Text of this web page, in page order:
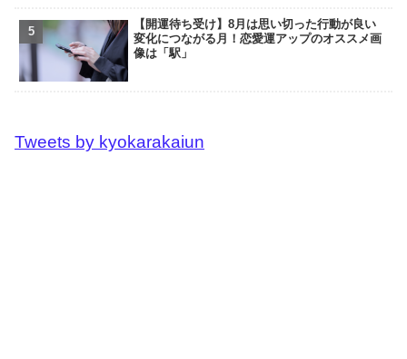
【開運待ち受け】8月は思い切った行動が良い
変化につながる月！恋愛運アップのオススメ画
像は「駅」
Tweets by kyokarakaiun